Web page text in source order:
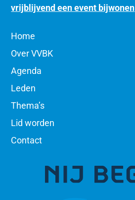
vrijblijvend een event bijwonen
Home
Over VVBK
Agenda
Leden
Thema’s
Lid worden
Contact